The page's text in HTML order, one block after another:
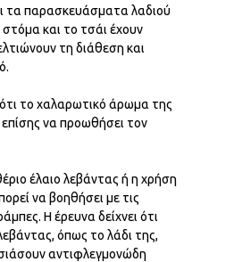
τα παρασκευάσματα λαδιού
και το τσάι έχουν
τη διάθεση και
ότι το χαλαρωτικό άρωμα της
να προωθήσει τον
έλαιο λεβάντας ή η χρήση
να βοηθήσει με τις
Η έρευνα δείχνει ότι
όπως το λάδι της,
αντιφλεγμονώδη